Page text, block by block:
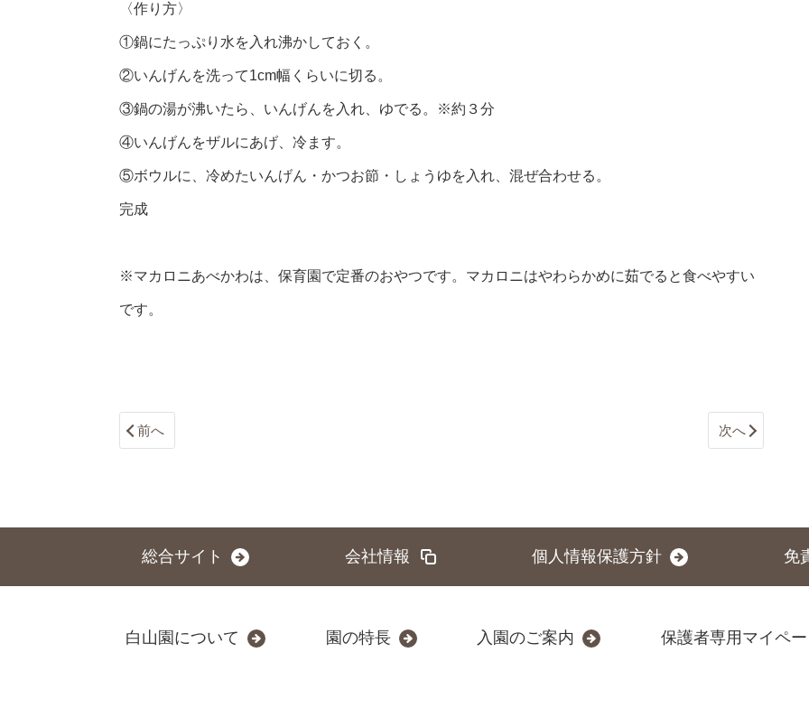
〈作り方〉
①鍋にたっぷり水を入れ沸かしておく。
②いんげんを洗って1cm幅くらいに切る。
③鍋の湯が沸いたら、いんげんを入れ、ゆでる。※約３分
④いんげんをザルにあげ、冷ます。
⑤ボウルに、冷めたいんげん・かつお節・しょうゆを入れ、混ぜ合わせる。
完成
※マカロニあべかわは、保育園で定番のおやつです。マカロニはやわらかめに茹でると食べやすい
です。
前へ 次へ
総合サイト 会社情報 個人情報保護方針 免
白山園について 園の特長 入園のご案内 保護者専用マイペ